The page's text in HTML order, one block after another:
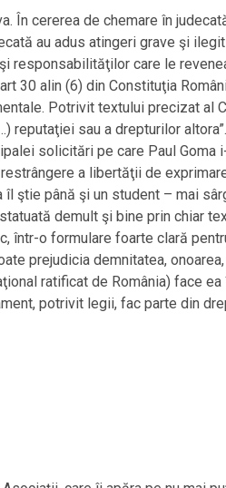
În cererea de chemare în
au adus atingeri grave şi
responsabilităţilor care le
30 alin (6) din Constituţia
Potrivit textului precizat al
sau a drepturilor
solicitări pe care Paul Goma
a libertăţii de
ştie până şi un student – mai
demult şi bine prin chiar
într-o formulare foarte clară
prejudicia demnitatea,
ratificat de România) face
potrivit legii, fac parte din